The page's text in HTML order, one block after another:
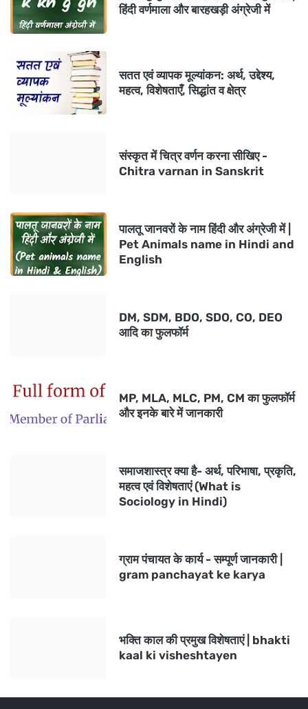
हिंदी वर्णमाला और बारहखड़ी अंग्रेजी में
सतत एवं व्यापक मूल्यांकन: अर्थ, उद्देश्य,
महत्व, विशेषताएँ, सिद्धांत व क्षेत्र
संस्कृत में चित्र वर्णन करना सीखिए -
Chitra varnan in Sanskrit
पालतू जानवरों के नाम हिंदी और अंग्रेजी में |
Pet Animals name in Hindi and
English
DM, SDM, BDO, SDO, CO, DEO
आदि का फुलफॉर्म
MP, MLA, MLC, PM, CM का फुलफॉर्म
और इनके बारे में जानकारी
समाजशास्त्र क्या है- अर्थ, परिभाषा, प्रकृति,
महत्व एवं विशेषताएं (What is
Sociology in Hindi)
ग्राम पंचायत के कार्य - सम्पूर्ण जानकारी |
gram panchayat ke karya
भक्ति काल की प्रमुख विशेषताएं | bhakti
kaal ki visheshtayen